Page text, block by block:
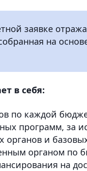
заявке
на
в себя:
по каждой
программ, за
органов и
органом по
на